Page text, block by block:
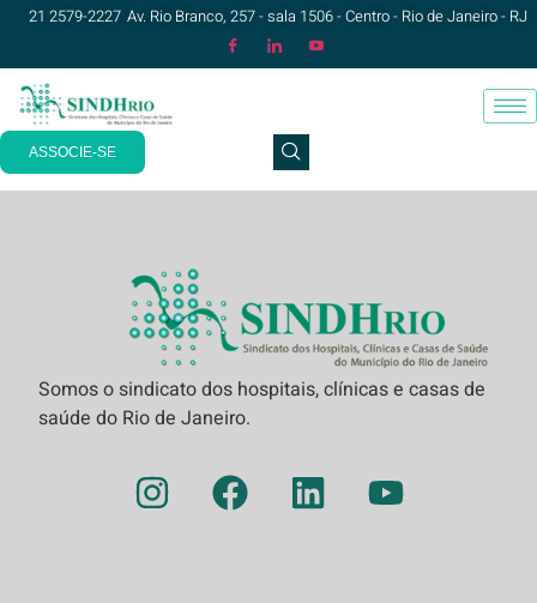
21 2579-2227 Av. Rio Branco, 257 - sala 1506 - Centro - Rio de Janeiro - RJ
ASSOCIE-SE
Somos o sindicato dos hospitais, clínicas e casas de
saúde do Rio de Janeiro.